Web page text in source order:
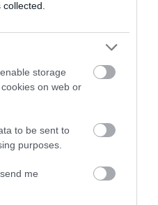
storage
on web or
to be sent to
purposes.
me
és dizájn tölti meg a
egyszerre
világörökségi környezet
kirándulással is könnyen
Eged-hegyi
Eger